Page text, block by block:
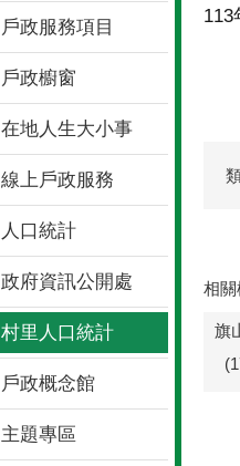
戶政服務項目
戶政櫥窗
在地人生大小事
線上戶政服務
人口統計
政府資訊公開處
村里人口統計
戶政概念館
主題專區
113
相關
旗